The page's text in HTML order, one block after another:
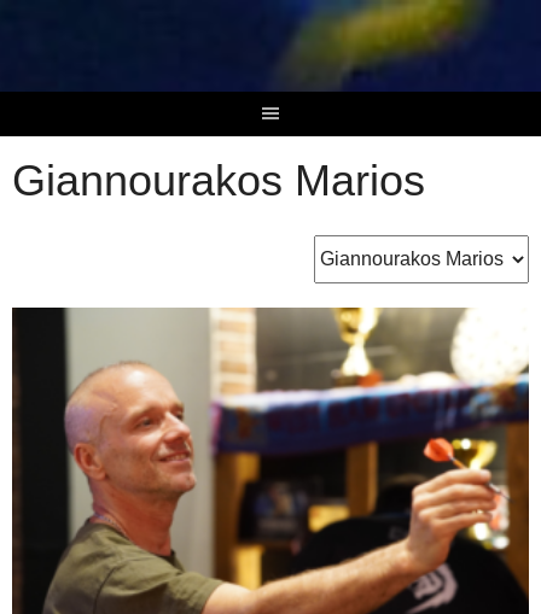
Giannourakos Marios